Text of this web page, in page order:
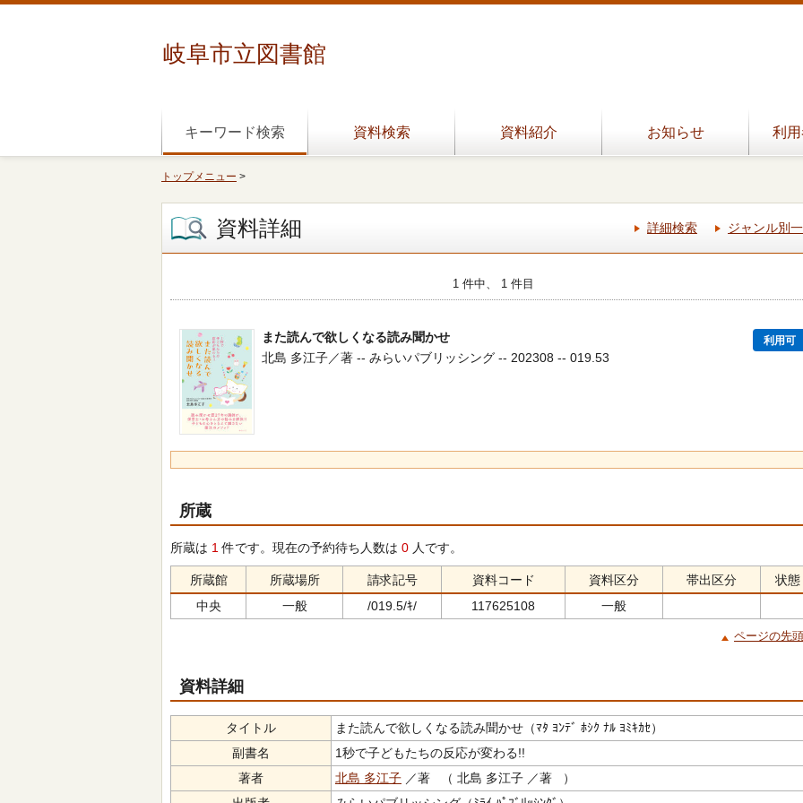
岐阜市立図書館
キーワード検索 資料検索 資料紹介 お知らせ 利
トップメニュー >
資料詳細 詳細検索 ジャンル別
1 件中、 1 件目
また読んで欲しくなる読み聞かせ 利用可
北島 多江子／著 -- みらいパブリッシング -- 202308 -- 019.53
所蔵
所蔵は 1 件です。現在の予約待ち人数は 0 人です。
所蔵館 所蔵場所 請求記号 資料コード 資料区分 帯出区分
状態
中央
一般 /019.5/ｷ/ 117625108 一般
ページの先
資料詳細
タイトル
また読んで欲しくなる読み聞かせ（ﾏﾀ ﾖﾝﾃﾞ ﾎｼｸ ﾅﾙ ﾖﾐｷｶｾ）
副書名
1秒で子どもたちの反応が変わる!!
著者
北島 多江子 ／著 （ 北島 多江子 ／著 ）